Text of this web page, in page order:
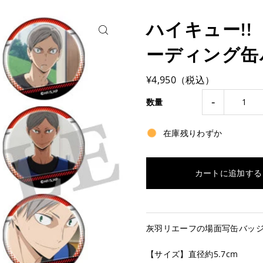
ハイキュー!!
ーディング
¥4,950（税込）
数量 -
在庫残りわずか
灰羽リエーフの場面写缶バッ
【サイズ】直径約5.7cm